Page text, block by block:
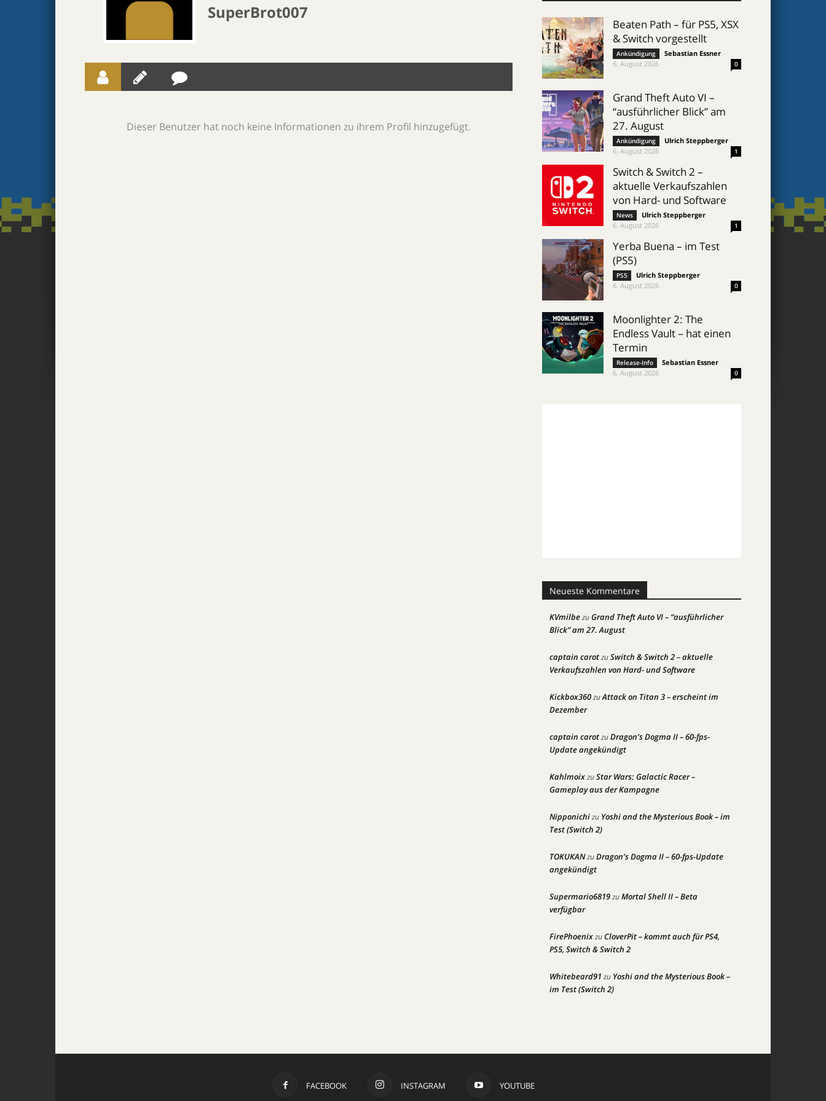
SuperBrot007
Dieser Benutzer hat noch keine Informationen zu ihrem Profil hinzugefügt.
Beaten Path – für PS5, XSX
& Switch vorgestellt
Ankündigung Sebastian Essner
6. August 2026
0
Grand Theft Auto VI –
“ausführlicher Blick” am
27. August
Ankündigung Ulrich Steppberger
6. August 2026
1
Switch & Switch 2 –
aktuelle Verkaufszahlen
von Hard- und Software
News Ulrich Steppberger
6. August 2026
1
Yerba Buena – im Test
(PS5)
PS5 Ulrich Steppberger
6. August 2026
0
Moonlighter 2: The
Endless Vault – hat einen
Termin
Release-Info Sebastian Essner
6. August 2026
0
Neueste Kommentare
KVmilbezuGrand Theft Auto VI – “ausführlicher
Blick” am 27. August
captain carotzuSwitch & Switch 2 – aktuelle
Verkaufszahlen von Hard- und Software
Kickbox360zuAttack on Titan 3 – erscheint im
Dezember
captain carotzuDragon’s Dogma II – 60-fps-
Update angekündigt
KahlmoixzuStar Wars: Galactic Racer –
Gameplay aus der Kampagne
Nipponichizu Yoshi and the Mysterious Book – im
Test (Switch 2)
TOKUKANzuDragon’s Dogma II – 60-fps-Update
angekündigt
Supermario6819zuMortal Shell II – Beta
verfügbar
FirePhoenixzuCloverPit – kommt auch für PS4,
PS5, Switch & Switch 2
Whitebeard91 zu Yoshi and the Mysterious Book –
im Test (Switch 2)
FACEBOOK INSTAGRAM YOUTUBE